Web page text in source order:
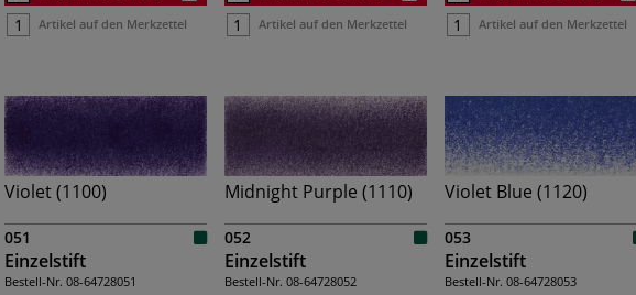
Artikel auf den Merkzettel Artikel auf den Merkzettel Artikel auf den Merkzettel
Violet (1100)
051
Einzelstift
Bestell-Nr. 08-64728051
Midnight Purple (1110)
052
Einzelstift
Bestell-Nr. 08-64728052
Violet Blue (1120)
053
Einzelstift
Bestell-Nr. 08-64728053